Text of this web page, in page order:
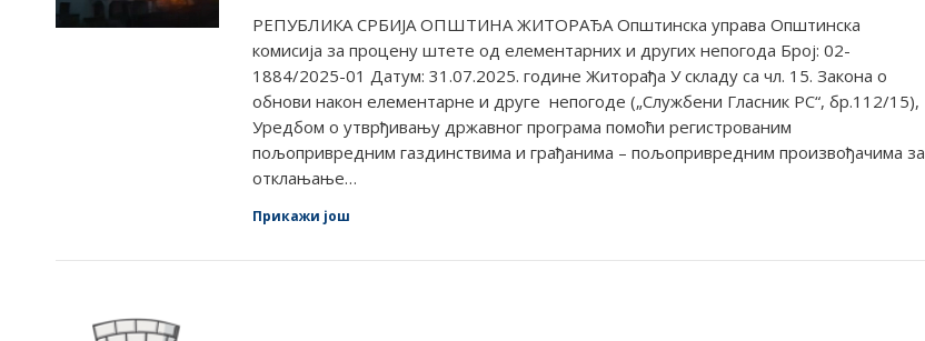
РЕПУБЛИКА СРБИЈА ОПШТИНА ЖИТОРАЂА Општинска управа Општинска
комисија за процену штете од елементарних и других непогода Број: 02-
1884/2025-01 Датум: 31.07.2025. године Житорађа У складу са чл. 15. Закона о
обнови након елементарне и друге непогоде („Службени Гласник РС“, бр.112/15),
Уредбом о утврђивању државног програма помоћи регистрованим
пољопривредним газдинствима и грађанима – пољопривредним произвођачима за
отклањање…
Прикажи још